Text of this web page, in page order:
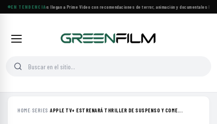
EN TENDENCIA
Más de 160 estrenos llegan a Prime Video con recomendaciones de terror, animación y documentales·Las
HOME› SERIES ›APPLE TV+ ESTRENARÁ THRILLER DE SUSPENSO Y COME...